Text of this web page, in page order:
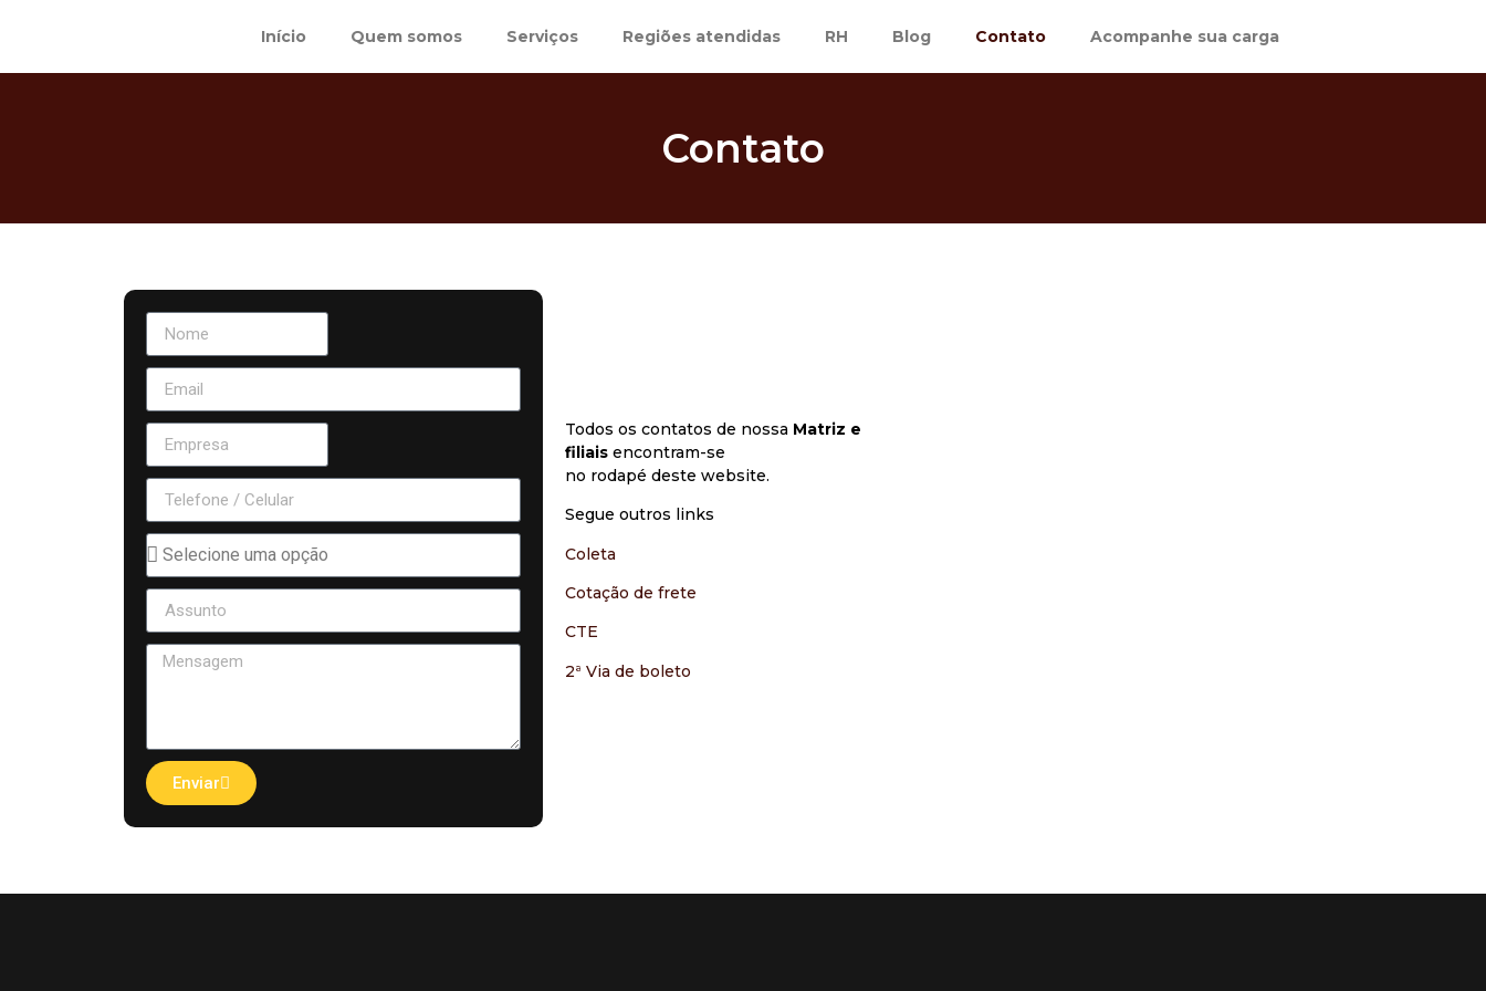
Início Quem somos Serviços Regiões atendidas RH Blog Contato Acompanhe sua carga
Contato
Enviar
Todos os contatos de nossa Matriz e
filiais encontram-se
no rodapé deste website.
Segue outros links
Coleta
Cotação de frete
CTE
2ª Via de boleto